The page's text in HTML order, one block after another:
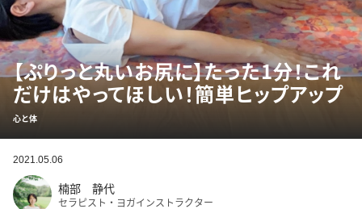
【ぷりっと丸いお尻に】たった1分！これ
だけはやってほしい！簡単ヒップアップ
心と体
2021.05.06
楠部 静代
セラピスト・ヨガインストラクター